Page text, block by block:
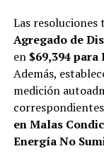
Las
Agregado de
en $69,394 para
Además,
medición
en Malas
Energía No